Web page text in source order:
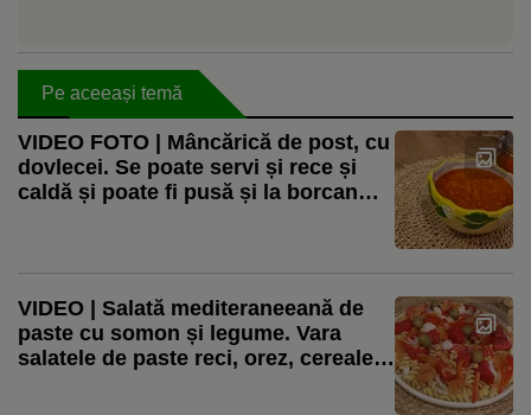
Pe aceeași temă
VIDEO FOTO | Mâncărică de post, cu
dovlecei. Se poate servi și rece și
caldă și poate fi pusă și la borcan
VIDEO | Salată mediteraneeană de
paste cu somon și legume. Vara
salatele de paste reci, orez, cereale